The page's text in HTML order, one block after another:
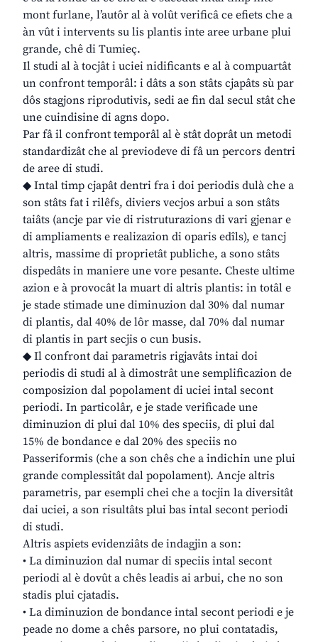
mont furlane, l’autôr al à volût verificâ ce efiets che a
àn vût i intervents su lis plantis inte aree urbane plui
grande, chê di Tumieç.
Il studi al à tocjât i uciei nidificants e al à compuartât
un confront temporâl: i dâts a son stâts cjapâts sù par
dôs stagjons riprodutivis, sedi ae fin dal secul stât che
une cuindisine di agns dopo.
Par fâ il confront temporâl al è stât doprât un metodi
standardizât che al previodeve di fâ un percors dentri
de aree di studi.
◆ Intal timp cjapât dentri fra i doi periodis dulà che a
son stâts fat i rilêfs, diviers vecjos arbui a son stâts
taiâts (ancje par vie di ristruturazions di vari gjenar e
di ampliaments e realizazion di oparis edîls), e tancj
altris, massime di proprietât publiche, a sono stâts
dispedâts in maniere une vore pesante. Cheste ultime
azion e à provocât la muart di altris plantis: in totâl e
je stade stimade une diminuzion dal 30% dal numar
di plantis, dal 40% de lôr masse, dal 70% dal numar
di plantis in part secjis o cun busis.
◆ Il confront dai parametris rigjavâts intai doi
periodis di studi al à dimostrât une semplificazion de
composizion dal popolament di uciei intal secont
periodi. In particolâr, e je stade verificade une
diminuzion di plui dal 10% des speciis, di plui dal
15% de bondance e dal 20% des speciis no
Passeriformis (che a son chês che a indichin une plui
grande complessitât dal popolament). Ancje altris
parametris, par esempli chei che a tocjin la diversitât
dai uciei, a son risultâts plui bas intal secont periodi
di studi.
Altris aspiets evidenziâts de indagjin a son:
• La diminuzion dal numar di speciis intal secont
periodi al è dovût a chês leadis ai arbui, che no son
stadis plui cjatadis.
• La diminuzion de bondance intal secont periodi e je
peade no dome a chês parsore, no plui contatadis,